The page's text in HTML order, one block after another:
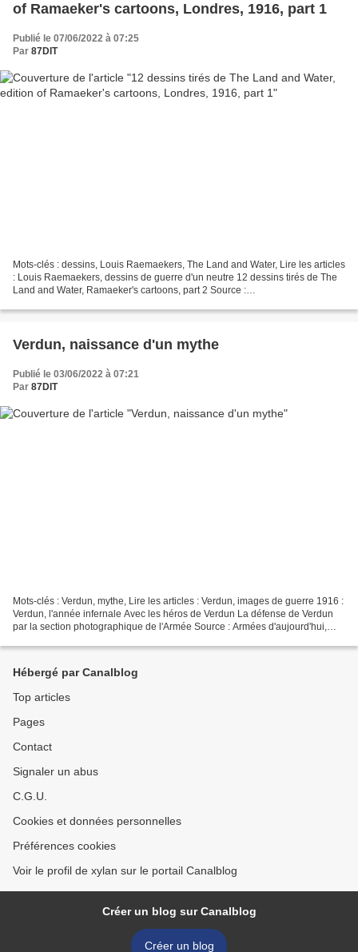
of Ramaeker's cartoons, Londres, 1916, part 1
Publié le 07/06/2022 à 07:25
Par 87DIT
Mots-clés : dessins, Louis Raemaekers, The Land and Water, Lire les articles
: Louis Raemaekers, dessins de guerre d'un neutre 12 dessins tirés de The
Land and Water, Ramaeker's cartoons, part 2 Source :
Verdun, naissance d'un mythe
Publié le 03/06/2022 à 07:21
Par 87DIT
Mots-clés : Verdun, mythe, Lire les articles : Verdun, images de guerre 1916 :
Verdun, l'année infernale Avec les héros de Verdun La défense de Verdun
par la section photographique de l'Armée Source : Armées d'aujourd'hui,
Hébergé par Canalblog
Top articles
Pages
Contact
Signaler un abus
C.G.U.
Cookies et données personnelles
Préférences cookies
Voir le profil de xylan sur le portail Canalblog
Créer un blog sur Canalblog
Créer un blog